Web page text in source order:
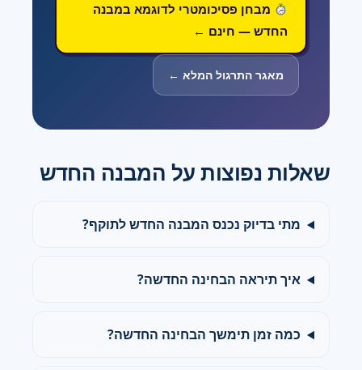
מבחן פסיכומטרי לדוגמא במבנה
החדש — חינם ←
מאגר התרגול המלא ←
שאלות נפוצות על המבנה החדש
מתי בדיוק נכנס המבנה החדש לתוקף?
איך תיראה הבחינה החדשה?
כמה זמן תימשך הבחינה החדשה?